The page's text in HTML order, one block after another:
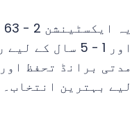
اور 1 - 5 سال
مدتی برانڈ تحفظ
لیے بہترین انتخاب۔